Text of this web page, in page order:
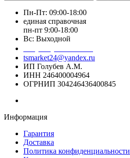
Пн-Пт: 09:00-18:00
единая справочная
пн-пт 9:00-18:00
Вс: Выходной
tsmarket24@yandex.ru
ИП Голубев А.М.
ИНН 246400004964
ОГРНИП 304246436400845
Информация
Гарантия
Доставка
Политика конфиденциальности